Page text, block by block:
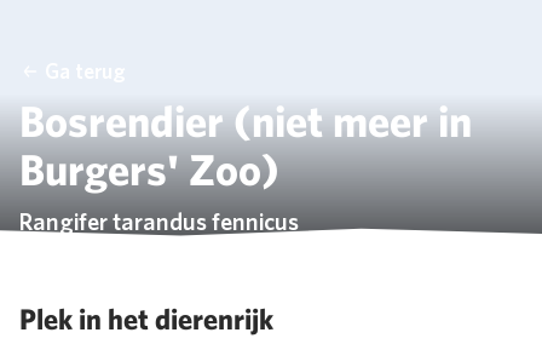
Bosrendier (niet meer in
Burgers' Zoo)
Rangifer tarandus fennicus
Plek in het dierenrijk